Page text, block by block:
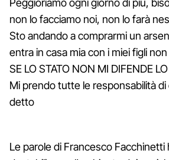
Peggioriamo ogni giorno di più,
non lo facciamo noi, non lo farà
Sto andando a comprarmi un
entra in casa mia con i miei figli
SE LO STATO NON MI DIFENDE
Mi prendo tutte le responsabilità
detto
Le parole di Francesco